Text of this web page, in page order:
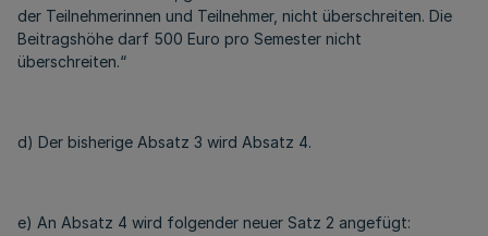
der Teilnehmerinnen und Teilnehmer, nicht überschreiten. Die
Beitragshöhe darf 500 Euro pro Semester nicht
überschreiten.“
d) Der bisherige Absatz 3 wird Absatz 4.
e) An Absatz 4 wird folgender neuer Satz 2 angefügt: